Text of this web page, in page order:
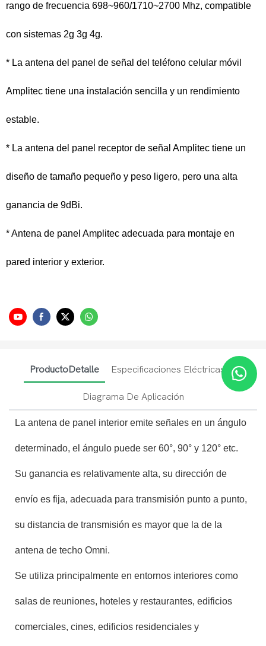
rango de frecuencia 698~960/1710~2700 Mhz, compatible
con sistemas 2g 3g 4g.
* La antena del panel de señal del teléfono celular móvil
Amplitec tiene una instalación sencilla y un rendimiento
estable.
* La antena del panel receptor de señal Amplitec tiene un
diseño de tamaño pequeño y peso ligero, pero una alta
ganancia de 9dBi.
* Antena de panel Amplitec adecuada para montaje en
pared interior y exterior.
ProductoDetalle Especificaciones Eléctricas
Diagrama De Aplicación
La antena de panel interior emite señales en un ángulo
determinado, el ángulo puede ser 60°, 90° y 120° etc.
Su ganancia es relativamente alta, su dirección de
envío es fija, adecuada para transmisión punto a punto,
su distancia de transmisión es mayor que la de la
antena de techo Omni.
Se utiliza principalmente en entornos interiores como
salas de reuniones, hoteles y restaurantes, edificios
comerciales, cines, edificios residenciales y